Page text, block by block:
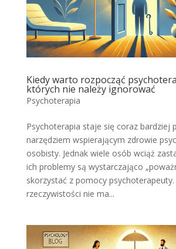
Kiedy warto rozpocząć
których nie należy ignorować
Psychoterapia
Psychoterapia staje się coraz bardziej
narzędziem wspierającym zdrowie
osobisty. Jednak wiele osób wciąż
ich problemy są wystarczająco
skorzystać z pomocy psychoterapeuty.
rzeczywistości nie ma...